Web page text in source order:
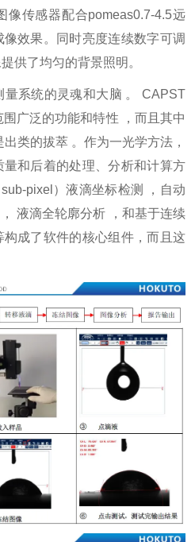
像传感器配合pomeas0.7-4.5远
效果。同时亮度连续数字可调
供了均匀的背景照明。
系统的灵魂和大脑 。 CAPST
广泛的功能和特性 ，而且其中
类的拔萃 。作为一光学方法，
和后着的处理、分析和计算方
pixel）液滴坐标检测 ，自动
液滴全轮廓分析 ，和基于连续
成了软件的核心组件，而且这